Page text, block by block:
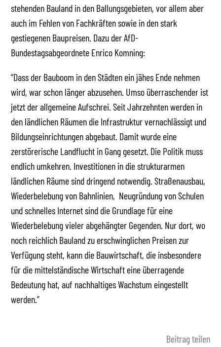
stehenden Bauland in den Ballungsgebieten, vor allem aber
auch im Fehlen von Fachkräften sowie in den stark
gestiegenen Baupreisen. Dazu der AfD-
Bundestagsabgeordnete Enrico Komning:
“Dass der Bauboom in den Städten ein jähes Ende nehmen
wird, war schon länger abzusehen. Umso überraschender ist
jetzt der allgemeine Aufschrei. Seit Jahrzehnten werden in
den ländlichen Räumen die Infrastruktur vernachlässigt und
Bildungseinrichtungen abgebaut. Damit wurde eine
zerstörerische Landflucht in Gang gesetzt. Die Politik muss
endlich umkehren. Investitionen in die strukturarmen
ländlichen Räume sind dringend notwendig. Straßenausbau,
Wiederbelebung von Bahnlinien, Neugründung von Schulen
und schnelles Internet sind die Grundlage für eine
Wiederbelebung vieler abgehängter Gegenden. Nur dort, wo
noch reichlich Bauland zu erschwinglichen Preisen zur
Verfügung steht, kann die Bauwirtschaft, die insbesondere
für die mittelständische Wirtschaft eine überragende
Bedeutung hat, auf nachhaltiges Wachstum eingestellt
werden.”
Beitrag teilen